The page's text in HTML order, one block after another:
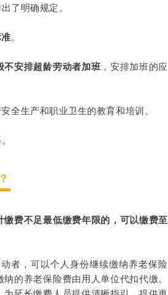
了明确规定。
。
不安排超龄劳动者加班 ，安排加班的应
全生产和职业卫生的教育和培训。
费不足最低缴费年限的，可以缴费至
者，可以个人身份继续缴纳养老保险
的养老保险费由用人单位代扣代缴。